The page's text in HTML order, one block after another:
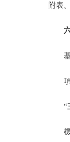
附表。
基本
項
“三
機關